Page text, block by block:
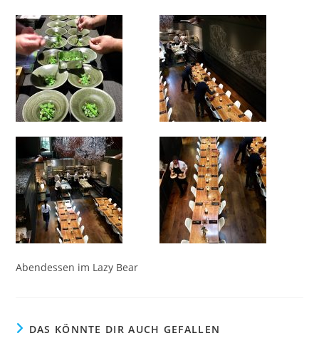
Abendessen im Lazy Bear
DAS KÖNNTE DIR AUCH GEFALLEN